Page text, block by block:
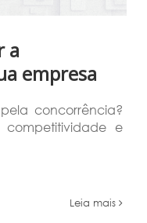
a
empresa
concorrência?
e
Leia mais